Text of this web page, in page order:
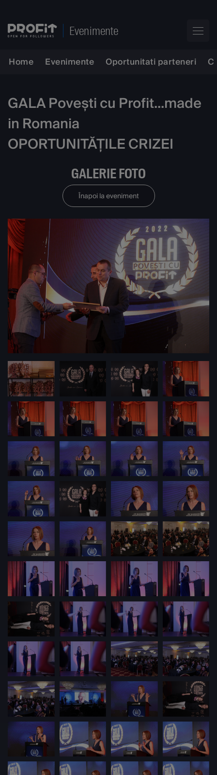
Evenimente
Home Evenimente Oportunitati parteneri
GALA Povești cu Profit...made
in Romania
OPORTUNITĂȚILE CRIZEI
GALERIE FOTO
Înapoi la eveniment